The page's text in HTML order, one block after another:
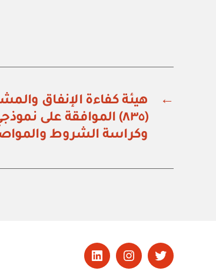
←
هيئة كفاءة الإنفاق
(٨٣٥) الموافقة على
وكراسة الشروط
تويتر Instagram
LinkedIn